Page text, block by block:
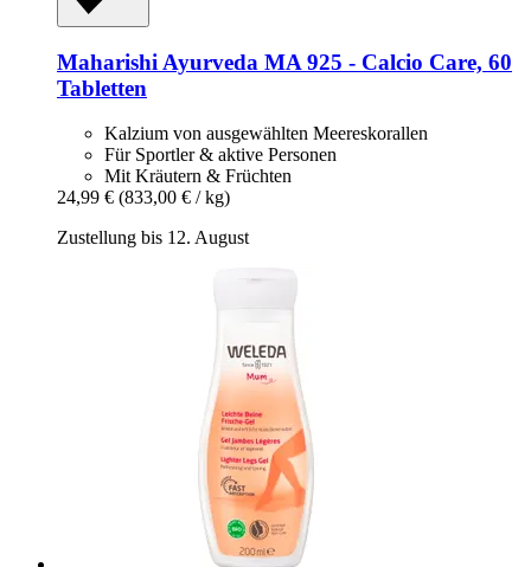
Maharishi Ayurveda MA 925 -​ Calcio Care, 60
Tabletten
Kalzium von ausgewählten Meereskorallen
Für Sportler & aktive Personen
Mit Kräutern & Früchten
24,99 € (833,00 € / kg)
Zustellung bis 12. August